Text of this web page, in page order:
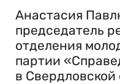
Анастасия
председатель
отделения
партии
в Свердловской